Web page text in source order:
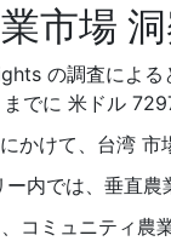
市場
の調査によ
でに 米ドル
かけて、台湾 市
ー内では、垂直
コミュニティ農